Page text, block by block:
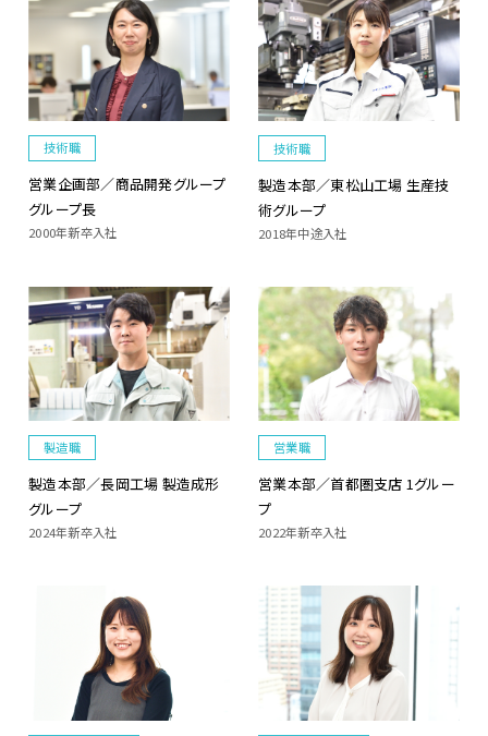
技術職
営業企画部／商品開発グループ
グループ長
2000年新卒入社
技術職
製造本部／東松山工場 生産技
術グループ
2018年中途入社
製造職
製造本部／長岡工場 製造成形
グループ
2024年新卒入社
営業職
営業本部／首都圏支店 1グルー
プ
2022年新卒入社